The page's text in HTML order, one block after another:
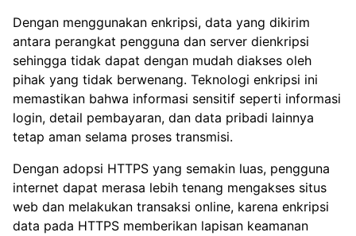
Dengan menggunakan enkripsi, data yang dikirim
antara perangkat pengguna dan server dienkripsi
sehingga tidak dapat dengan mudah diakses oleh
pihak yang tidak berwenang. Teknologi enkripsi ini
memastikan bahwa informasi sensitif seperti informasi
login, detail pembayaran, dan data pribadi lainnya
tetap aman selama proses transmisi.
Dengan adopsi HTTPS yang semakin luas, pengguna
internet dapat merasa lebih tenang mengakses situs
web dan melakukan transaksi online, karena enkripsi
data pada HTTPS memberikan lapisan keamanan